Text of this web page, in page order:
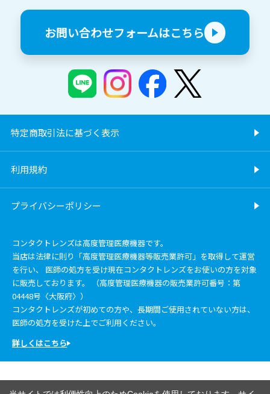
お問い合わせフォームはこちら
特定商取引法に基づく表示
利用規約
プライバシーポリシー
コンタクトレンズは高度管理医療機器です。
当店は法律に則り「高度管理医療機器等販売業許可」を取得して運営
を行い、 医師の処方を受け現在コンタクトレンズをお使いの方を対象
に販売しております。 （高度管理医療機器の販売業許可番号：第
04448号〈大阪府〉）
コンタクトレンズが初めての方や、長期間ご使用されていない方は、
医師の処方を受けた上でご利用ください。
詳しくはこちら